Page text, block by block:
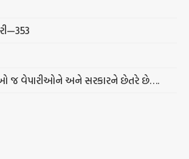
જ વેપારીઓને અને સરકારને છેતરે છે….